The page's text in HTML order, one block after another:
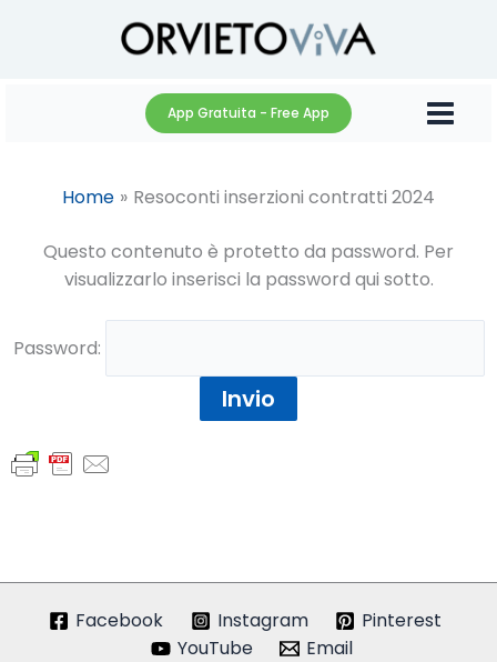
App Gratuita - Free App
Home Resoconti inserzioni contratti 2024
Questo contenuto è protetto da password. Per
visualizzarlo inserisci la password qui sotto.
Password:
Facebook Instagram
Pinterest
YouTube
Email